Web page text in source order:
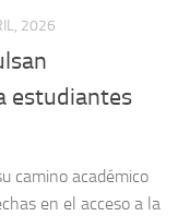
2026
estudiantes
camino académico
en el acceso a la